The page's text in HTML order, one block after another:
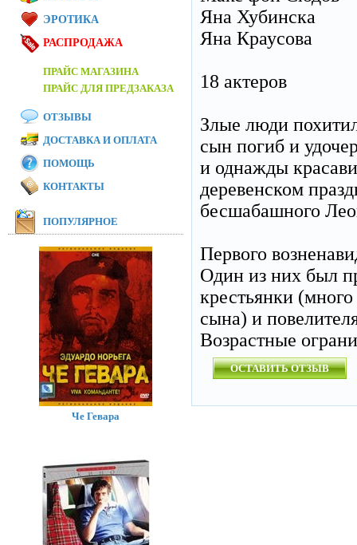
Яна Хубинска
Яна Краусова
18 актеров
Злые люди
сын погиб и
и однажды
деревенском
бесшабашного
Первого
Один из них был
крестьянки (много
сына) и
Возрастные
ОСТАВИТЬ ОТЗЫВ
ЭРОТИКА
РАСПРОДАЖА
ПРАЙС МАГАЗИНА
ПРАЙС ДЛЯ ПРЕДЗАКАЗА
ОТЗЫВЫ
ДОСТАВКА И ОПЛАТА
ПОМОЩЬ
КОНТАКТЫ
ПОПУЛЯРНОЕ
Че Гевара